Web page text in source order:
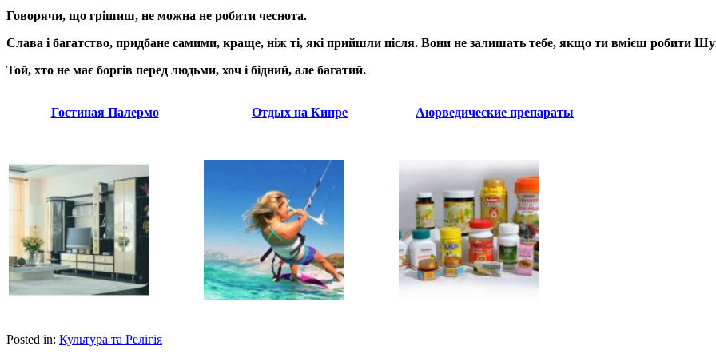
Говорячи, що грішиш, не можна не робити чеснота.
Слава і багатство, придбане самими, краще, ніж ті, які прийшли після. Вони не залишать тебе, якщо ти вмієш робити
Той, хто не має боргів перед людьми, хоч і бідний, але багатий.
Гостиная Палермо Отдых на Кипре Аюрведические препараты
Posted in: Культура та Релігія